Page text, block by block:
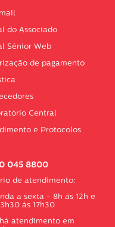
do Associado
Sénior Web
de pagamento
Central
e Protocolos
045 8800
de atendimento:
a sexta - 8h às 12h e
às 17h30
atendimento em